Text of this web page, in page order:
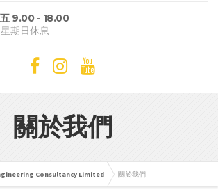
9.00 - 18.00
期日休息
關於我們
Consultancy Limited 關於我們